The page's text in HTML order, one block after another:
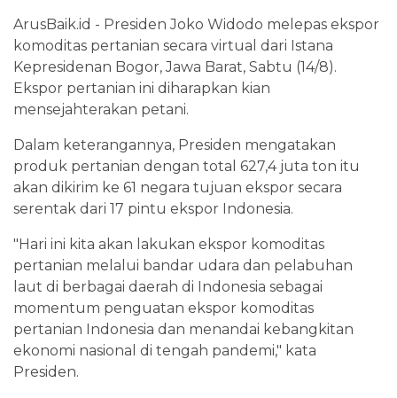
ArusBaik.id - Presiden Joko Widodo melepas ekspor
komoditas pertanian secara virtual dari Istana
Kepresidenan Bogor, Jawa Barat, Sabtu (14/8).
Ekspor pertanian ini diharapkan kian
mensejahterakan petani.
Dalam keterangannya, Presiden mengatakan
produk pertanian dengan total 627,4 juta ton itu
akan dikirim ke 61 negara tujuan ekspor secara
serentak dari 17 pintu ekspor Indonesia.
"Hari ini kita akan lakukan ekspor komoditas
pertanian melalui bandar udara dan pelabuhan
laut di berbagai daerah di Indonesia sebagai
momentum penguatan ekspor komoditas
pertanian Indonesia dan menandai kebangkitan
ekonomi nasional di tengah pandemi," kata
Presiden.